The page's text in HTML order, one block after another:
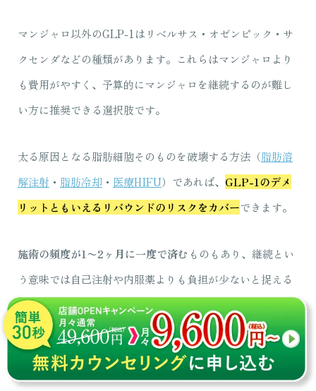
マンジャロ以外のGLP-1はリベルサス・オゼンピック・サ
クセンダなどの種類があります。これらはマンジャロより
も費用がやすく、予算的にマンジャロを継続するのが難し
い方に推奨できる選択肢です。
太る原因となる脂肪細胞そのものを破壊する方法（脂肪溶
解注射 ・ 脂肪冷却 ・ 医療HIFU）であれば、 GLP-1のデメ
リットともいえるリバウンドのリスクをカバーできます。
施術の頻度が1〜2ヶ月に一度で済む ものもあり、継続とい
う意味では自己注射や内服薬よりも負担が少ないと捉える
こともできます。マンジャロで体重を管理しつつ、部分痩
せやボディラインを維持するためにその他の医療ダイエッ
トと併用する方法も検討してみてください。